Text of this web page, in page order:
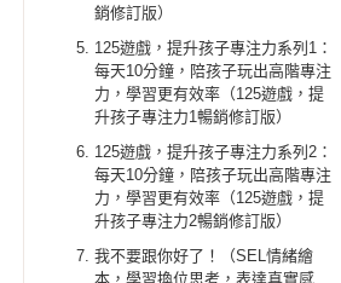
銷修訂版）
125遊戲，提升孩子專注力系列1：
每天10分鐘，陪孩子玩出高階專注
力，學習更有效率（125遊戲，提
升孩子專注力1暢銷修訂版）
125遊戲，提升孩子專注力系列2：
每天10分鐘，陪孩子玩出高階專注
力，學習更有效率（125遊戲，提
升孩子專注力2暢銷修訂版）
我不要跟你好了！（SEL情緒繪
本，學習換位思考，表達真實感